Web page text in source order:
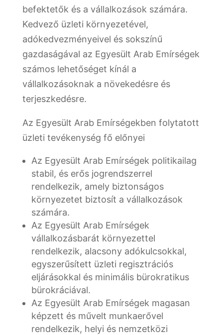
befektetők és a vállalkozások számára.
Kedvező üzleti környezetével,
adókedvezményeivel és sokszínű
gazdaságával az Egyesült Arab Emírségek
számos lehetőséget kínál a
vállalkozásoknak a növekedésre és
terjeszkedésre.
Az Egyesült Arab Emírségekben folytatott
üzleti tevékenység fő előnyei
Az Egyesült Arab Emírségek politikailag
stabil, és erős jogrendszerrel
rendelkezik, amely biztonságos
környezetet biztosít a vállalkozások
számára.
Az Egyesült Arab Emírségek
vállalkozásbarát környezettel
rendelkezik, alacsony adókulcsokkal,
egyszerűsített üzleti regisztrációs
eljárásokkal és minimális bürokratikus
bürokráciával.
Az Egyesült Arab Emírségek magasan
képzett és művelt munkaerővel
rendelkezik, helyi és nemzetközi